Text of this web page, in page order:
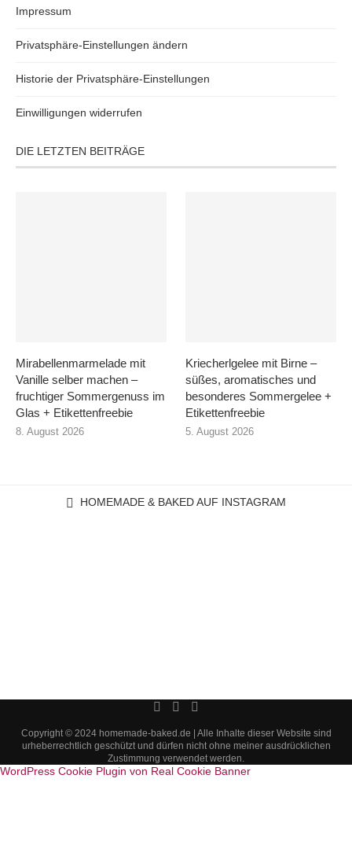
Impressum
Privatsphäre-Einstellungen ändern
Historie der Privatsphäre-Einstellungen
Einwilligungen widerrufen
DIE LETZTEN BEITRÄGE
Mirabellenmarmelade mit
Vanille selber machen –
fruchtiger Sommergenuss im
Glas + Etikettenfreebie
8. August 2026
Kriecherlgelee mit Birne –
süßes, aromatisches und
besonderes Sommergelee +
Etikettenfreebie
5. August 2026
HOMEMADE & BAKED AUF INSTAGRAM
Copyright © 2024 homemade-baked.de | Alle Inhalte dieser Website sind
urheberrechtlich geschützt und dürfen nicht ohne meiner ausdrücklichen
Zustimmung verwendet werden.
WordPress Cookie Plugin von Real Cookie Banner